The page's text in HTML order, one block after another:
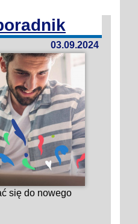
03.09.2024
się do nowego